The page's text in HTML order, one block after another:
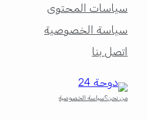
سياسات المحتوى
سياسة الخصوصية
اتصل بنا
من نحن؟سياسة الخصوصية